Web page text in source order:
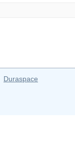
Duraspace